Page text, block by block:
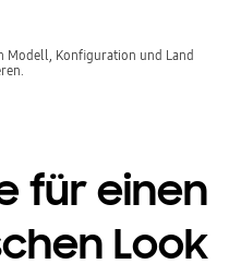
Modell, Konfiguration und Land
für einen
Look